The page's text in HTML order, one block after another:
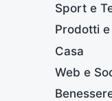
Sport e
Prodotti
Casa
Web e